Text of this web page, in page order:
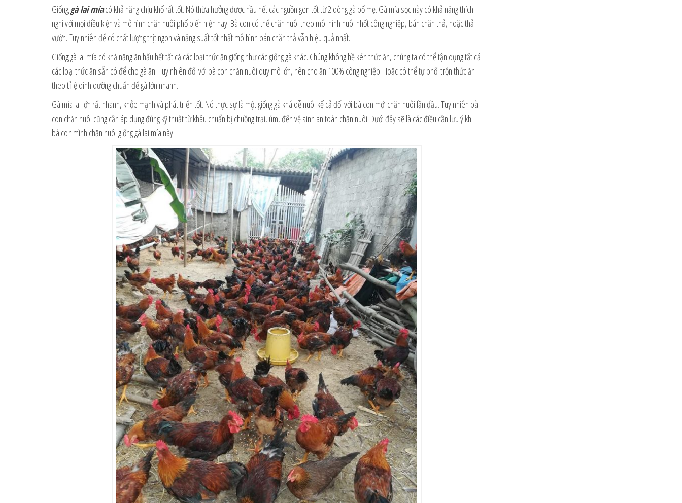
Giốnggà lai míacó khả năng chịu khổ rất tốt. Nó thừa hưởng được hầu hết các nguồn gen tốt từ 2 dòng gà bố mẹ. Gà mía sọc này có khả năng thích
nghi với mọi điều kiện và mô hình chăn nuôi phổ biến hiện nay. Bà con có thể chăn nuôi theo môi hình nuôi nhốt công nghiệp, bán chăn thả, hoặc thả
vườn. Tuy nhiên để có chất lượng thịt ngon và năng suất tốt nhất mô hình bán chăn thả vẫn hiệu quả nhất.
Giống gà lai mía có khả năng ăn hấu hết tất cả các loại thức ăn giống như các giống gà khác. Chúng không hề kén thức ăn, chúng ta có thể tận dụng tất cả
các loại thức ăn sẵn có để cho gà ăn. Tuy nhiên đối với bà con chăn nuôi quy mô lớn, nên cho ăn 100% công nghiệp. Hoặc có thể tự phối trộn thức ăn
theo tỉ lệ dinh dưỡng chuẩn để gà lớn nhanh.
Gà mía lai lớn rất nhanh, khỏe mạnh và phát triển tốt. Nó thực sự là một giống gà khá dễ nuôi kể cả đối với bà con mới chăn nuôi lần đầu. Tuy nhiên bà
con chăn nuôi cũng cần áp dụng đúng kỹ thuật từ khâu chuẩn bị chuồng trại, úm, đến vệ sinh an toàn chăn nuôi. Dưới đây sẽ là các điều cần lưu ý khi
bà con mình chăn nuôi giống gà lai mía này.